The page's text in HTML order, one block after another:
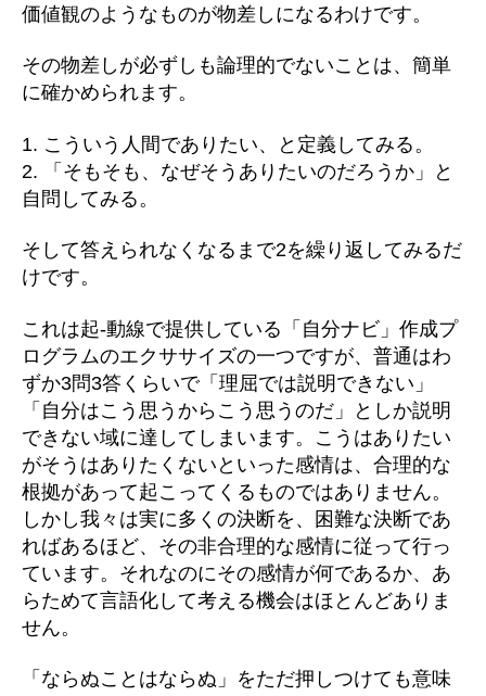
価値観のようなものが物差しになるわけです。
その物差しが必ずしも論理的でないことは、簡単
に確かめられます。
1. こういう人間でありたい、と定義してみる。
2. 「そもそも、なぜそうありたいのだろうか」と
自問してみる。
そして答えられなくなるまで2を繰り返してみるだ
けです。
これは起-動線で提供している「自分ナビ」作成プ
ログラムのエクササイズの一つですが、普通はわ
ずか3問3答くらいで「理屈では説明できない」
「自分はこう思うからこう思うのだ」としか説明
できない域に達してしまいます。こうはありたい
がそうはありたくないといった感情は、合理的な
根拠があって起こってくるものではありません。
しかし我々は実に多くの決断を、困難な決断であ
ればあるほど、その非合理的な感情に従って行っ
ています。それなのにその感情が何であるか、あ
らためて言語化して考える機会はほとんどありま
せん。
「ならぬことはならぬ」をただ押しつけても意味